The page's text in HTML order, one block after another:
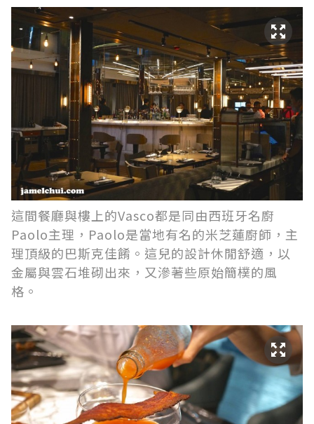
這間餐廳與樓上的Vasco都是同由西班牙名廚
Paolo主理，Paolo是當地有名的米芝蓮廚師，主
理頂級的巴斯克佳餚。這兒的設計休閒舒適，以
金屬與雲石堆砌出來，又滲著些原始簡樸的風
格。